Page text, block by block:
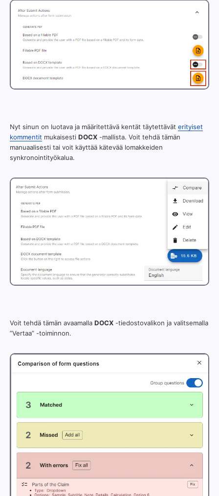
Nyt sinun on luotava ja määritettävä kentät täytettävät erityiset
kommentit mukaisesti DOCX -mallista. Voit tehdä tämän
manuaalisesti tai voit käyttää kätevää lomakkeiden
synkronointityökalua.
Voit tehdä tämän avaamalla DOCX -tiedostovalikon ja valitsemalla
”Vertaa” -toiminnon.